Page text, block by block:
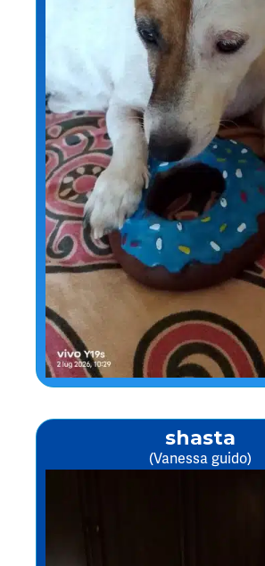
shasta
(Vanessa guido)